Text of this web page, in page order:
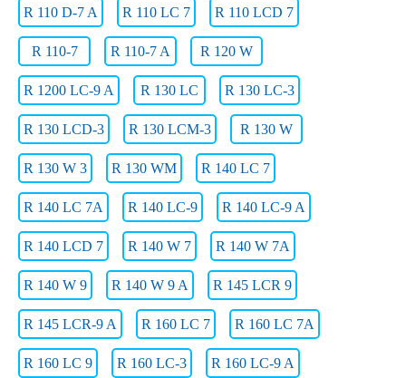
R 110 D-7 A R 110 LC 7 R 110 LCD 7
R 110-7 R 110-7 A R 120 W
R 1200 LC-9 A R 130 LC R 130 LC-3
R 130 LCD-3 R 130 LCM-3 R 130 W
R 130 W 3 R 130 WM R 140 LC 7
R 140 LC 7A R 140 LC-9 R 140 LC-9 A
R 140 LCD 7 R 140 W 7 R 140 W 7A
R 140 W 9 R 140 W 9 A R 145 LCR 9
R 145 LCR-9 A R 160 LC 7 R 160 LC 7A
R 160 LC 9 R 160 LC-3 R 160 LC-9 A